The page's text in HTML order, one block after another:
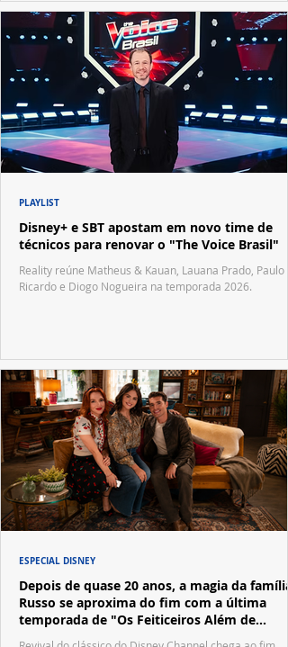
Disney+ e SBT apostam em novo time de
técnicos para renovar o "The Voice Brasil"
Reality reúne Matheus & Kauan, Lauana Prado, Paulo
Ricardo e Diogo Nogueira na temporada 2026.
PLAYLIST
Depois de quase 20 anos, a magia da família
Russo se aproxima do fim com a última
temporada de "Os Feiticeiros Além de
Waverly Place"
ESPECIAL DISNEY